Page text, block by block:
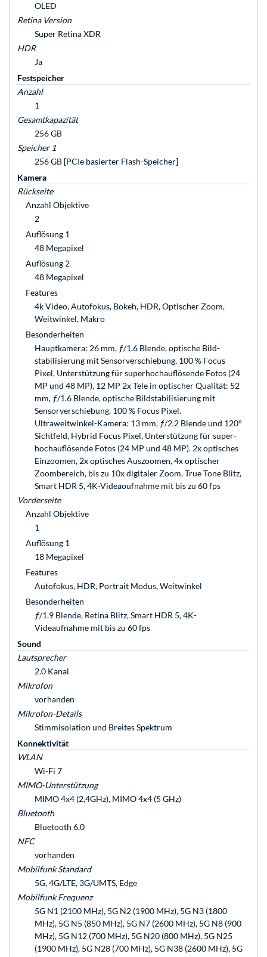
OLED
Retina Version
Super Retina XDR
HDR
Ja
Festspeicher
Anzahl
1
Gesamtkapazität
256 GB
Speicher 1
256 GB [PCIe basierter Flash-Speicher]
Kamera
Rückseite
Anzahl Objektive
2
Auflösung 1
48 Megapixel
Auflösung 2
48 Megapixel
Features
4k Video, Autofokus, Bokeh, HDR, Optischer Zoom,
Weitwinkel, Makro
Besonderheiten
Hauptkamera: 26 mm, ƒ/1.6 Blende, optische Bild­
stabilisierung mit Sensorverschiebung, 100 % Focus
Pixel, Unter­stüt­zung für super­hoch­auflösende Fotos (24
MP und 48 MP), 12 MP 2x Tele in optischer Qualität: 52
mm, ƒ/1.6 Blende, optische Bildstabilisierung mit
Sensor­verschiebung, 100 % Focus Pixel.
Ultraweitwinkel-Kamera: 13 mm, ƒ/2.2 Blende und 120°
Sichtfeld, Hybrid Focus Pixel, Unterstützung für super­
hochauflösende Fotos (24 MP und 48 MP). 2x optisches
Einzoomen, 2x optisches Auszoomen, 4x optischer
Zoom­bereich, bis zu 10x digitaler Zoom, True Tone Blitz,
Smart HDR 5, 4K-Videaoufnahme mit bis zu 60 fps
Vorderseite
Anzahl Objektive
1
Auflösung 1
18 Megapixel
Features
Autofokus, HDR, Portrait Modus, Weitwinkel
Besonderheiten
ƒ/1.9 Blende, Retina Blitz, Smart HDR 5, 4K-
Videaufnahme mit bis zu 60 fps
Sound
Lautsprecher
2.0 Kanal
Mikrofon
vorhanden
Mikrofon-Details
Stimm­isolation und Breites Spektrum
Konnektivität
WLAN
Wi-Fi 7
MIMO-Unterstützung
MIMO 4x4 (2,4GHz), MIMO 4x4 (5 GHz)
Bluetooth
Bluetooth 6.0
NFC
vorhanden
Mobilfunk Standard
5G, 4G/LTE, 3G/UMTS, Edge
Mobilfunk Frequenz
5G N1 (2100 MHz), 5G N2 (1900 MHz), 5G N3 (1800
MHz), 5G N5 (850 MHz), 5G N7 (2600 MHz), 5G N8 (900
MHz), 5G N12 (700 MHz), 5G N20 (800 MHz), 5G N25
(1900 MHz), 5G N28 (700 MHz), 5G N38 (2600 MHz), 5G